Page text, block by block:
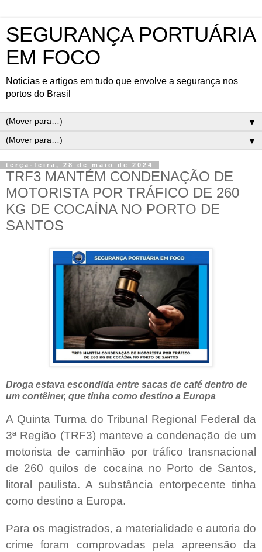
SEGURANÇA PORTUÁRIA
EM FOCO
Noticias e artigos em tudo que envolve a segurança nos
portos do Brasil
▼
▼
terça-feira, 28 de maio de 2024
TRF3 MANTÉM CONDENAÇÃO DE
MOTORISTA POR TRÁFICO DE 260
KG DE COCAÍNA NO PORTO DE
SANTOS
Droga estava escondida entre sacas de café dentro de
um contêiner, que tinha como destino a Europa
A Quinta Turma do Tribunal Regional Federal da
3ª Região (TRF3) manteve a condenação de um
motorista de caminhão por tráfico transnacional
de 260 quilos de cocaína no Porto de Santos,
litoral paulista. A substância entorpecente tinha
como destino a Europa.
Para os magistrados, a materialidade e autoria do
crime foram comprovadas pela apreensão da